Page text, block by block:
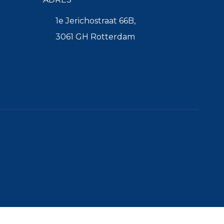
1e Jerichostraat 66B,
3061 GH Rotterdam